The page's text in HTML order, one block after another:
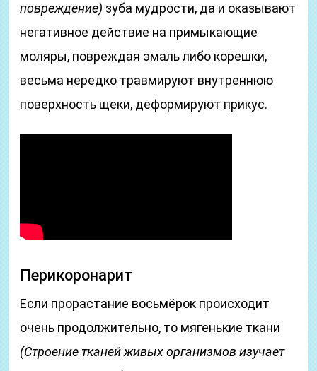
повреждение) зуба мудрости, да и оказывают
негативное действие на примыкающие
моляры, повреждая эмаль либо корешки,
весьма нередко травмируют внутреннюю
поверхность щеки, деформируют прикус.
Перикоронарит
Если прорастание восьмёрок происходит
очень продолжительно, то мягенькие ткани
(Строение тканей живых организмов изучает